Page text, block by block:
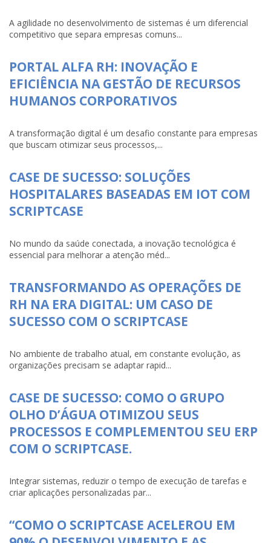
A agilidade no desenvolvimento de sistemas é um diferencial
competitivo que separa empresas comuns...
PORTAL ALFA RH: INOVAÇÃO E
EFICIÊNCIA NA GESTÃO DE RECURSOS
HUMANOS CORPORATIVOS
A transformação digital é um desafio constante para empresas
que buscam otimizar seus processos,...
CASE DE SUCESSO: SOLUÇÕES
HOSPITALARES BASEADAS EM IOT COM
SCRIPTCASE
No mundo da saúde conectada, a inovação tecnológica é
essencial para melhorar a atenção méd...
TRANSFORMANDO AS OPERAÇÕES DE
RH NA ERA DIGITAL: UM CASO DE
SUCESSO COM O SCRIPTCASE
No ambiente de trabalho atual, em constante evolução, as
organizações precisam se adaptar rapid...
CASE DE SUCESSO: COMO O GRUPO
OLHO D’ÁGUA OTIMIZOU SEUS
PROCESSOS E COMPLEMENTOU SEU ERP
COM O SCRIPTCASE.
Integrar sistemas, reduzir o tempo de execução de tarefas e
criar aplicações personalizadas par...
“COMO O SCRIPTCASE ACELEROU EM